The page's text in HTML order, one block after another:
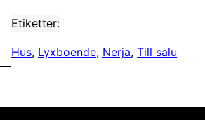
Etiketter:
Hus, Lyxboende, Nerja, Till salu